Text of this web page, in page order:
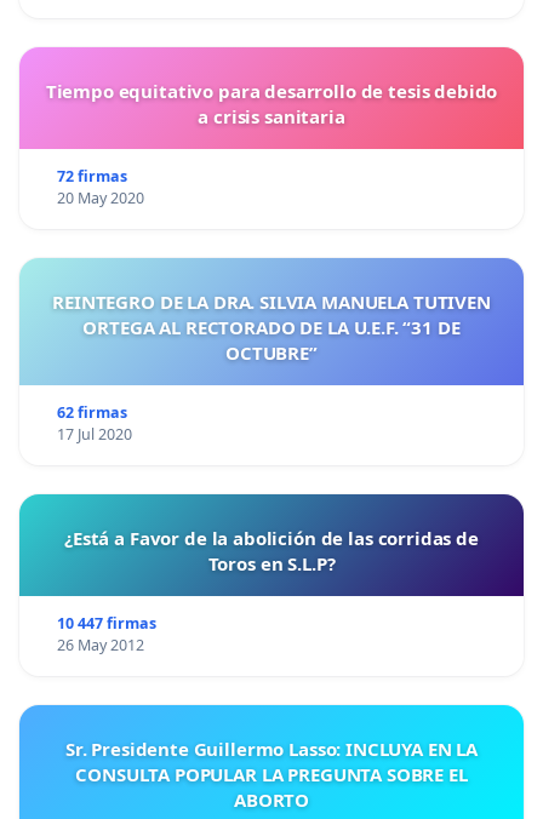
Tiempo equitativo para desarrollo de tesis debido
a crisis sanitaria
72 firmas
20 May 2020
REINTEGRO DE LA DRA. SILVIA MANUELA TUTIVEN
ORTEGA AL RECTORADO DE LA U.E.F. “31 DE
OCTUBRE”
62 firmas
17 Jul 2020
¿Está a Favor de la abolición de las corridas de
Toros en S.L.P?
10 447 firmas
26 May 2012
Sr. Presidente Guillermo Lasso: INCLUYA EN LA
CONSULTA POPULAR LA PREGUNTA SOBRE EL
ABORTO